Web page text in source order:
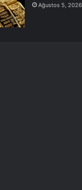
Ağustos 5, 2026